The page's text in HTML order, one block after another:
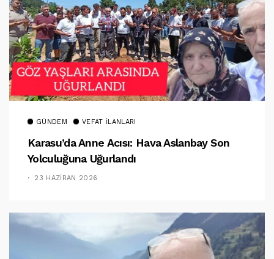
GÜNDEM VEFAT İLANLARI
Karasu’da Anne Acısı: Hava Aslanbay Son
Yolculuğuna Uğurlandı
23 HAZIRAN 2026